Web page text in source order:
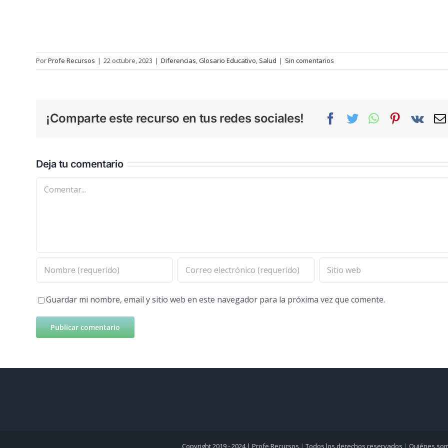
PorProfe Recursos | 22 octubre, 2023 | Diferencias,Glosario Educativo, Salud | Sin comentarios
¡Comparte este recurso en tus redes sociales! Facebook
TwitterWhatsAppPinterest
Vk
Deja tu comentario
Comentar
Guardar mi nombre, email y sitio web en este navegador para la próxima vez que comente.
Copyright 2019 - 2024 | Profe Recursos | Todos los derechos reservados | Quiénes